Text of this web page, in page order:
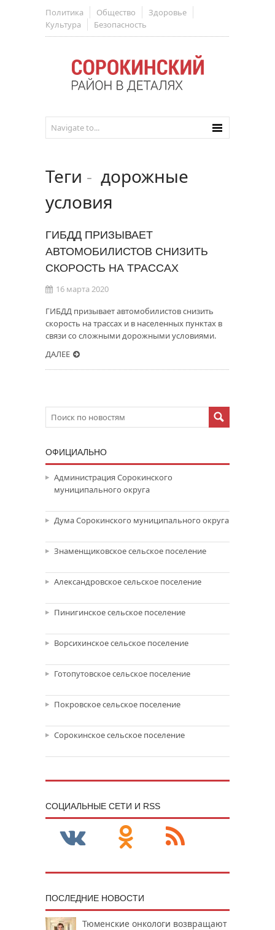
Политика Общество
Здоровье
Культура
Безопасность
Теги - дорожные
условия
ГИБДД ПРИЗЫВАЕТ
АВТОМОБИЛИСТОВ СНИЗИТЬ
СКОРОСТЬ НА ТРАССАХ
16 марта 2020
ГИБДД призывает автомобилистов снизить
скорость на трассах и в населенных пунктах в
связи со сложными дорожными условиями.
ДАЛЕЕ
ОФИЦИАЛЬНО
Администрация Сорокинского
муниципального округа
Дума Сорокинского муниципального округа
Знаменщиковское сельское поселение
Александровское сельское поселение
Пинигинское сельское поселение
Ворсихинское сельское поселение
Готопутовское сельское поселение
Покровское сельское поселение
Сорокинское сельское поселение
CОЦИАЛЬНЫЕ СЕТИ И RSS
ПОСЛЕДНИЕ НОВОСТИ
Тюменские онкологи возвращают